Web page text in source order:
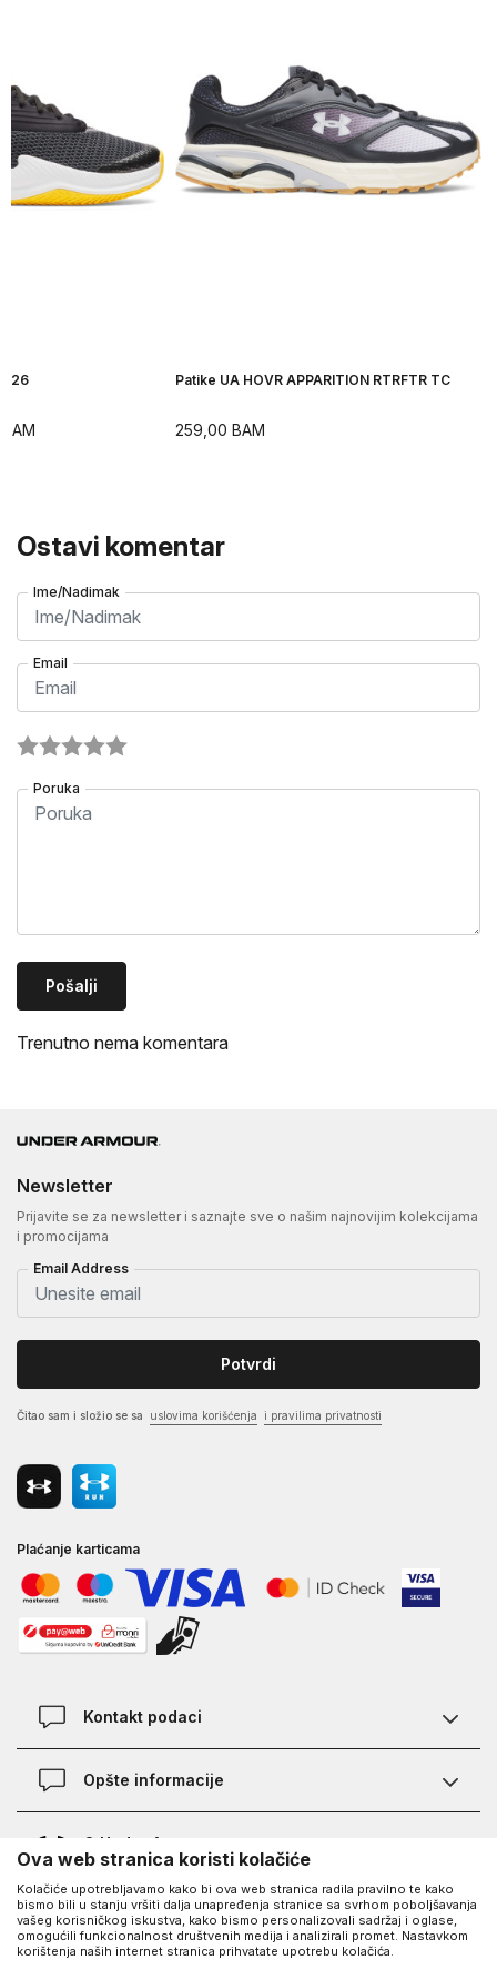
26
BAM
Patike UA HOVR APPARITION RTRFTR TC
259,00 BAM
Ostavi komentar
Ime/Nadimak
Email
Poruka
Pošalji
Trenutno nema komentara
Newsletter
Prijavite se za newsletter i saznajte sve o našim najnovijim kolekcijama
i promocijama
Email Address
Potvrdi
Čitao sam i složio se sa uslovima korišćenja i pravilima privatnosti
Plaćanje karticama
Kontakt podaci
Kontakt
Opšte informacije
Provjera statusa porudžbine
Najčešća pitanja
Kako kupiti
O Under Armour-u
O nama - priča o UA
Saznajte više o UA
Karijera
UA Social
Facebook
Ova web stranica koristi kolačiće
Kolačiće upotrebljavamo kako bi ova web stranica radila pravilno te kako
bismo bili u stanju vršiti dalja unapređenja stranice sa svrhom poboljšavanja
vašeg korisničkog iskustva, kako bismo personalizovali sadržaj i oglase,
omogućili funkcionalnost društvenih medija i analizirali promet. Nastavkom
korištenja naših internet stranica prihvatate upotrebu kolačića.